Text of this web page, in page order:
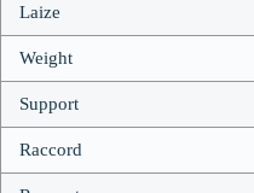
Laize
Weight
Support
Raccord